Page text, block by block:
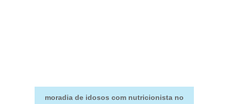
moradia de idosos com nutricionista no